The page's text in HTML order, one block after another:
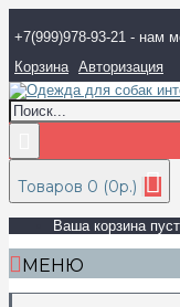
+7(999)978-93-21 - нам
Корзина Авторизация
Товаров 0 (0р.)
Ваша корзина
МЕНЮ